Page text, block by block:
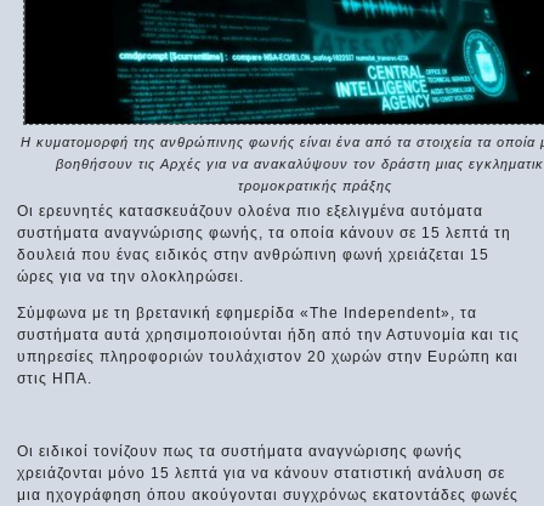
Η κυματομορφή της ανθρώπινης φωνής είναι ένα από τα στοιχεία τα οποία
βοηθήσουν τις Αρχές για να ανακαλύψουν τον δράστη μιας
τρομοκρατικής πράξης
Οι ερευνητές κατασκευάζουν ολοένα πιο εξελιγμένα αυτόματα
συστήματα αναγνώρισης φωνής, τα οποία κάνουν σε 15 λεπτά τη
δουλειά που ένας ειδικός στην ανθρώπινη φωνή χρειάζεται 15
ώρες για να την ολοκληρώσει.
Σύμφωνα με τη βρετανική εφημερίδα «The Independent», τα
συστήματα αυτά χρησιμοποιούνται ήδη από την Αστυνομία και τις
υπηρεσίες πληροφοριών τουλάχιστον 20 χωρών στην Ευρώπη και
στις ΗΠΑ.
Οι ειδικοί τονίζουν πως τα συστήματα αναγνώρισης φωνής
χρειάζονται μόνο 15 λεπτά για να κάνουν στατιστική ανάλυση σε
μια ηχογράφηση όπου ακούγονται συγχρόνως εκατοντάδες φωνές